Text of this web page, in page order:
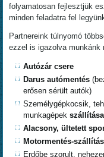
folyamatosan fejlesztjük
minden feladatra fel
Partnereink túlnyomó
ezzel is igazolva munkánk
Autózár csere
Darus autómentés
erősen sérült autók)
Személygépkocsik,
munkagépekszállítása
Alacsony, ültetett
Motormentés-szállítás
Erdőbe szorult,